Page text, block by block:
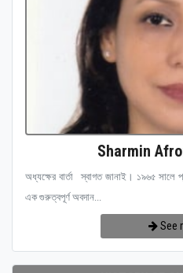
Sharmin
অধ্যক্ষের বার্তা স্বাগত জানাই। ১৯৬৫ সালে
এক গুরুত্বপূর্ণ অবদান...
See